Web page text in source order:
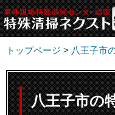
トップページ > 八王子市
八王子市の